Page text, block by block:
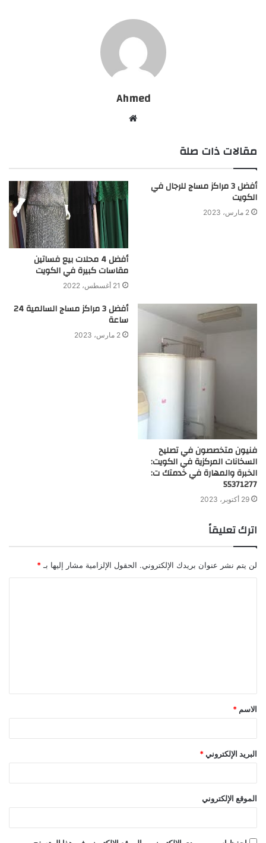
Ahmed
مقالات ذات صلة
أفضل 3 مراكز مساج للرجال في
الكويت
2 مارس، 2023
أفضل 4 محلات بيع فساتين
مقاسات كبيرة في الكويت
21 أغسطس، 2022
فنيون متخصصون في تصليح
السخانات المركزية في الكويت:
الخبرة والمهارة في خدمتك ت:
55371277
29 أكتوبر، 2023
أفضل 3 مراكز مساج السالمية 24
ساعة
2 مارس، 2023
اترك تعليقاً
لن يتم نشر عنوان بريدك الإلكتروني. الحقول الإلزامية مشار إليها بـ *
الاسم *
البريد الإلكتروني *
الموقع الإلكتروني